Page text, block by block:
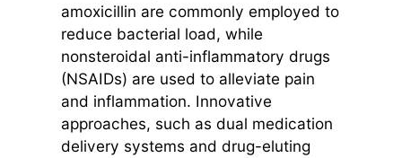
amoxicillin are commonly employed to
reduce bacterial load, while
nonsteroidal anti-inflammatory drugs
(NSAIDs) are used to alleviate pain
and inflammation. Innovative
approaches, such as dual medication
delivery systems and drug-eluting